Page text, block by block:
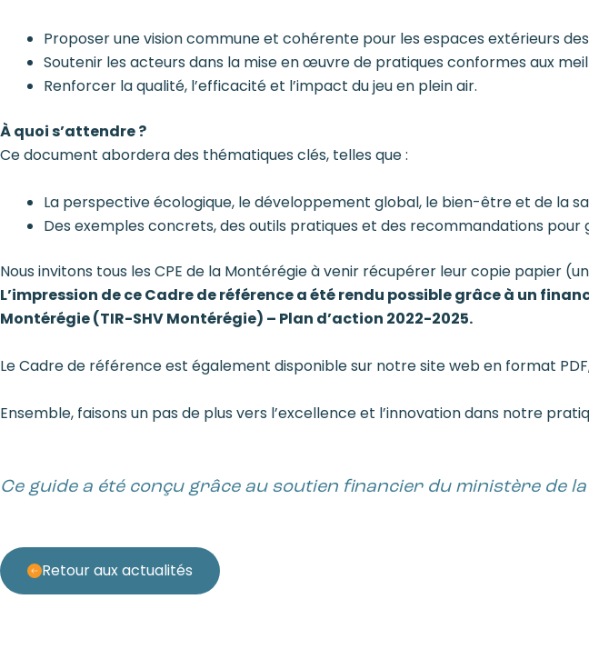
Proposer une vision commune et cohérente pour les espaces extérieurs
Soutenir les acteurs dans la mise en œuvre de pratiques conformes aux
Renforcer la qualité, l’efficacité et l’impact du jeu en plein air.
À quoi s’attendre ?
Ce document abordera des thématiques clés, telles que :
La perspective écologique, le développement global, le bien-être et de la
Des exemples concrets, des outils pratiques et des recommandations pour
Nous invitons tous les CPE de la Montérégie à venir récupérer leur copie papier
L’impression de ce Cadre de référence a été rendu possible grâce à un
Montérégie (TIR-SHV Montérégie) – Plan d’action 2022-2025.
Le Cadre de référence est également disponible sur notre site web en format
Ensemble, faisons un pas de plus vers l’excellence et l’innovation dans notre
Ce guide a été conçu grâce au soutien financier du ministère de la
Retour aux actualités